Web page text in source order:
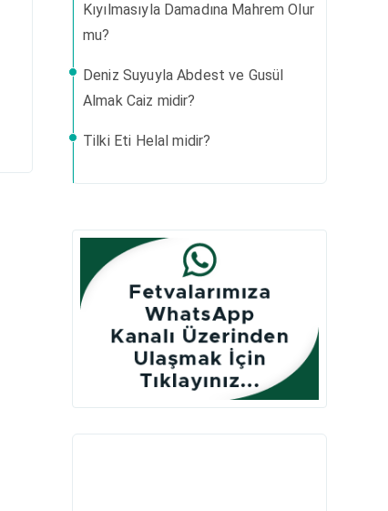
Kıyılmasıyla Damadına Mahrem Olur
mu?
Deniz Suyuyla Abdest ve Gusül
Almak Caiz midir?
Tilki Eti Helal midir?